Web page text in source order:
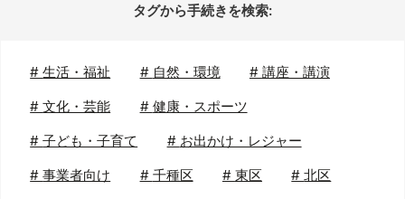
タグから手続きを検索:
#生活・福祉 # 自然・環境 # 講座・講演
#文化・芸能 # 健康・スポーツ
#子ども・子育て # お出かけ・レジャー
#事業者向け # 千種区 # 東区 #北区